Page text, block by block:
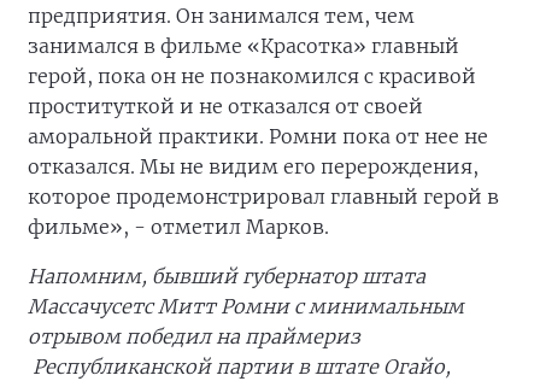
предприятия. Он занимался тем, чем
занимался в фильме «Красотка» главный
герой, пока он не познакомился с красивой
проституткой и не отказался от своей
аморальной практики. Ромни пока от нее не
отказался. Мы не видим его перерождения,
которое продемонстрировал главный герой в
фильме», - отметил Марков.
Напомним, бывший губернатор штата
Массачусетс Митт Ромни с минимальным
отрывом победил на праймериз
Республиканской партии в штате Огайо,